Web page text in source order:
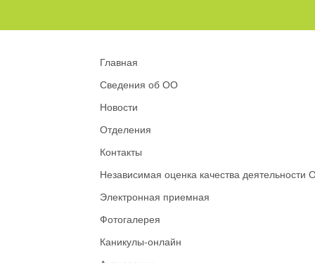
Главная
Сведения об ОО
Новости
Отделения
Контакты
Независимая оценка качества деятельности
Электронная приемная
Фотогалерея
Каникулы-онлайн